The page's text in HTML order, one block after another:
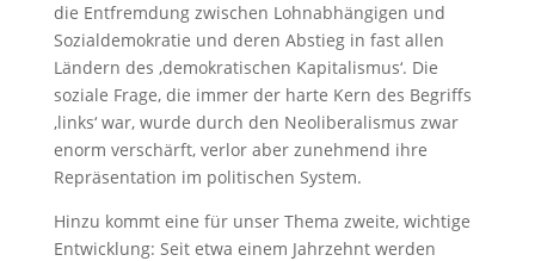
die Entfremdung zwischen Lohnabhängigen und
Sozialdemokratie und deren Abstieg in fast allen
Ländern des ‚demokratischen Kapitalismus‘. Die
soziale Frage, die immer der harte Kern des Begriffs
‚links‘ war, wurde durch den Neoliberalismus zwar
enorm verschärft, verlor aber zunehmend ihre
Repräsentation im politischen System.
Hinzu kommt eine für unser Thema zweite, wichtige
Entwicklung: Seit etwa einem Jahrzehnt werden